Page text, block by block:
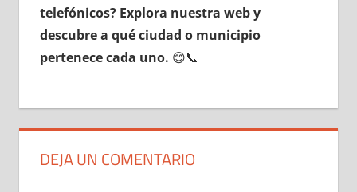
telefónicos? Explora nuestra web у
descubre а qué ciudad ο municipio
pertenece cada uno. 😊📞
DEJA UN COMENTARIO